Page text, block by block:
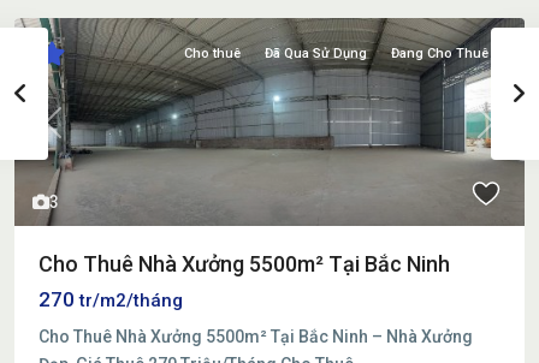
3
Previous Next
Cho thuê Đã Qua Sử Dụng Đang Cho Thuê
Cho Thuê Nhà Xưởng 5500m² Tại Bắc Ninh
270tr/m2/tháng
Cho Thuê Nhà Xưởng 5500m² Tại Bắc Ninh – Nhà Xưởng